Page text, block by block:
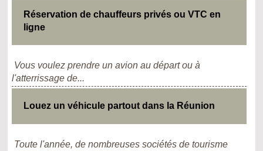
Réservation de chauffeurs privés ou VTC en
ligne
Vous voulez prendre un avion au départ ou à
l'atterrissage de...
Louez un véhicule partout dans la Réunion
Toute l'année, de nombreuses sociétés de tourisme